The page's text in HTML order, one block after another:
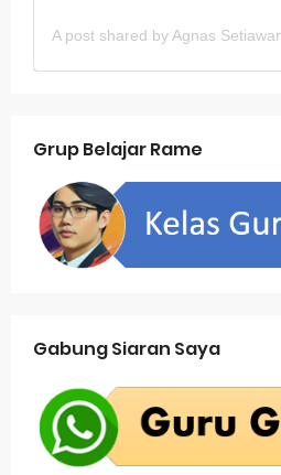
Grup Belajar Rame
Gabung Siaran Saya